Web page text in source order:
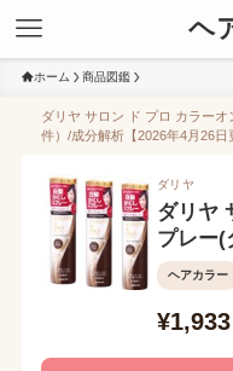
ヘ
ホーム 商品図鑑
ダリヤ サロン ド プロ カラー
件）/成分解析【2026年4月26日
ダリヤ
ダリヤ
プレー(
ヘアカラー
¥1,933